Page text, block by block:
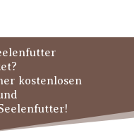
kostenlosen